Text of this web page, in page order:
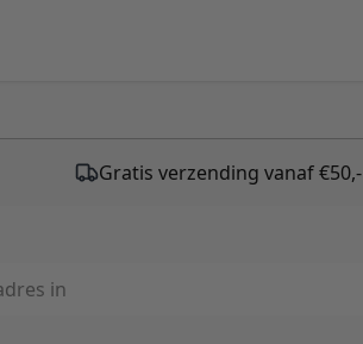
Gratis verzending vanaf €50,-